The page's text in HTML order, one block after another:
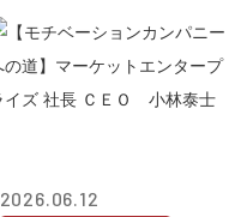
2026.06.12